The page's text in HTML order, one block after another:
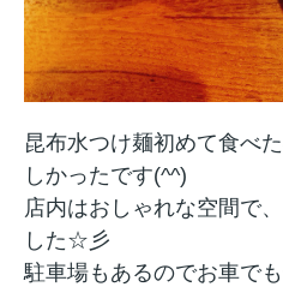
昆布水つけ麺初めて食べ
しかったです(^^)
店内はおしゃれな空間で
した☆彡
駐車場もあるのでお車でも